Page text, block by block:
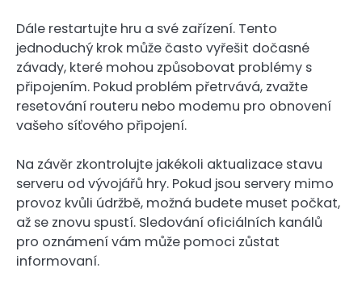
Dále restartujte hru a své zařízení. Tento
jednoduchý krok může často vyřešit dočasné
závady, které mohou způsobovat problémy s
připojením. Pokud problém přetrvává, zvažte
resetování routeru nebo modemu pro obnovení
vašeho síťového připojení.
Na závěr zkontrolujte jakékoli aktualizace stavu
serveru od vývojářů hry. Pokud jsou servery mimo
provoz kvůli údržbě, možná budete muset počkat,
až se znovu spustí. Sledování oficiálních kanálů
pro oznámení vám může pomoci zůstat
informovaní.